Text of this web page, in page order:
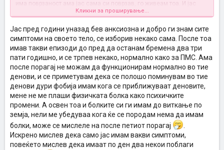
има поврзаност ама јас сама си поврзав, го живеам тоа. И јас
одвај чекам есен, зима, само на ладно функционирам.
Мажот ми, некогаш не ме разбира, најчесто се шегува, ах тоа не
си ти тоа е твојот пмс.. леле пак се караш сигурно треба да
добиеш.. аа ете зошто си била хистерична и сл.. ретко знае и да
а некогаш ме теши. Ама неподносливо е.
Неподнослива сум јас.
За храна, исто не мрдам со килажа и немам поттик за вежбање. А
колку сакам.. сакам некој да ми нареди тогаш и тогаш мора да си
таму и да вежбаш. Точка.
Кликни за проширување...
Јас пред години уназад бев анксиозна и добро ги знам сите
симптоми на своето тело, се изборив некако сама. После тоа
имав такви епизоди до пред да останам бремена два три
пати годишно, и се трпев некако, нормално како за ПМС. Ама
после порагај не можам да функционирам нормално во тие
денови, и се приметувам дека се полошо поминувам во тие
денови дури фобија имам кога се приближуваат деновите,
мене не ме плаши физичката болка како психичките
промени. А освен тоа и болките си ги имам до виткање по
земја, нели ме убедуваа кога ќе се породам нема да имам
болки, може се мислеле на после петиот порагај
Искрено мислев дека само јас имам вакви симптоми,
повеќето мислев дека имаат по ден два некои поблаги